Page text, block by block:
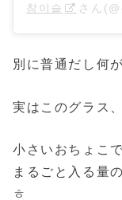
참이슬 さん
別に普通だし何
実はこのグラス、
小さいおちょこ
まるごと入る量
ㅎ